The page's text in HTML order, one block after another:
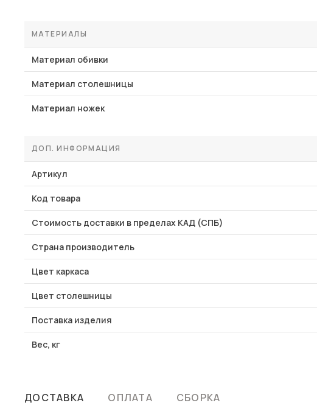
МАТЕРИАЛЫ
Материал обивки
Материал столешницы
Материал ножек
ДОП. ИНФОРМАЦИЯ
Артикул
Код товара
Стоимость доставки в пределах КАД (СПБ)
Страна производитель
Цвет каркаса
Цвет столешницы
Поставка изделия
Вес, кг
ДОСТАВКА ОПЛАТА СБОРКА